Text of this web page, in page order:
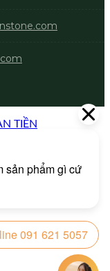
TIỀN
NHÂN
An. Mọi quyền